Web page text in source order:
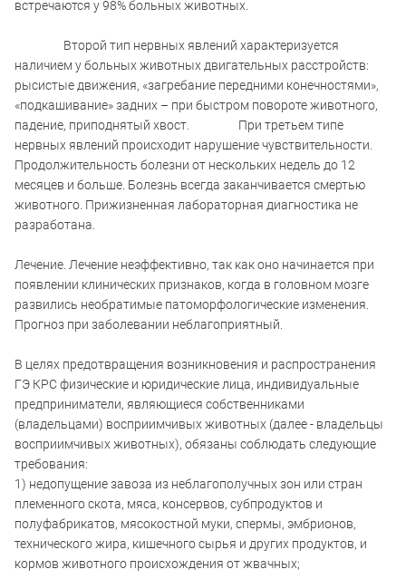
встречаются у 98% больных животных.
Второй тип нервных явлений характеризуется
наличием у больных животных двигательных расстройств:
рысистые движения, «загребание передними конечностями»,
«подкашивание» задних – при быстром повороте животного,
падение, приподнятый хвост. При третьем типе
нервных явлений происходит нарушение чувствительности.
Продолжительность болезни от нескольких недель до 12
месяцев и больше. Болезнь всегда заканчивается смертью
животного. Прижизненная лабораторная диагностика не
разработана.
Лечение. Лечение неэффективно, так как оно начинается при
появлении клинических признаков, когда в головном мозге
развились необратимые патоморфологические изменения.
Прогноз при заболевании неблагоприятный.
В целях предотвращения возникновения и распространения
ГЭ КРС физические и юридические лица, индивидуальные
предприниматели, являющиеся собственниками
(владельцами) восприимчивых животных (далее - владельцы
восприимчивых животных), обязаны соблюдать следующие
требования:
1) недопущение завоза из неблагополучных зон или стран
племенного скота, мяса, консервов, субпродуктов и
полуфабрикатов, мясокостной муки, спермы, эмбрионов,
технического жира, кишечного сырья и других продуктов, и
кормов животного происхождения от жвачных;